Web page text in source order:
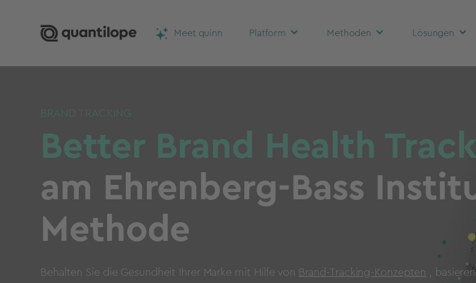
Meet quinn Platform Methoden Lösungen
BRAND TRACKING
Better Brand Health
am Ehrenberg-Bass
Methode
Behalten Sie die Gesundheit Ihrer Marke mit Hilfe von Brand-Tracking-Konzepten
,